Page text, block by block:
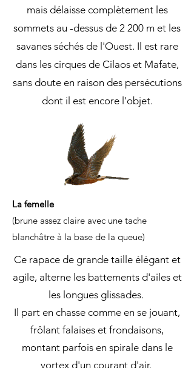
mais délaisse complètement les
sommets au -dessus de 2 200 m et les
savanes séchés de l'Ouest. Il est rare
dans les cirques de Cilaos et Mafate,
sans doute en raison des persécutions
dont il est encore l'objet.
La femelle
(brune assez claire avec une tache
blanchâtre à la base de la queue)
Ce rapace de grande taille élégant et
agile, alterne les battements d'ailes et
les longues glissades.
Il part en chasse comme en se jouant,
frôlant falaises et frondaisons,
montant parfois en spirale dans le
vortex d'un courant d'air.